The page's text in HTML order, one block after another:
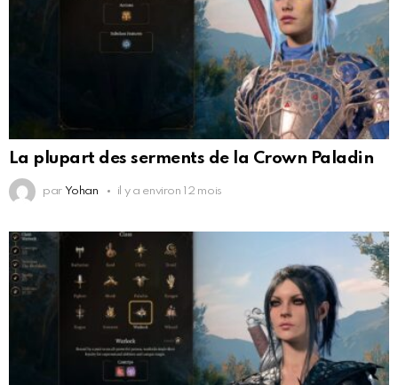
La plupart des serments de la Crown Paladin
par Yohan il y a environ 12 mois